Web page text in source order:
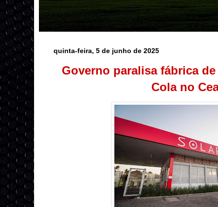
quinta-feira, 5 de junho de 2025
Governo paralisa fábrica
Cola no